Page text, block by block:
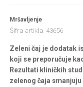
Mršavljenje
Šifra artikla: 43656
Zeleni čaj je dodatak
koji se preporučuje
Rezultati kliničkih
zelenog čaja